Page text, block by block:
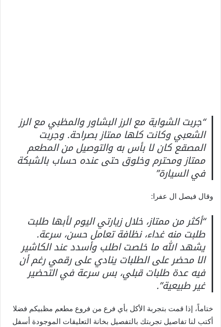
“جربت الشواية مع الرز البشاور والمظبي مع الرز
الشعبي وكانت كلها ممتاز بصراحة. وجربت
المصقع كان لا بأس به والتوصيل من المطعم
ممتاز ومحترم وخلوق حتى عنده حساب بالشبكة
في السيارة”
وقال فيصل ال عفرا:
“أكثر من ممتاز، خلال زيارتي اليوم لأبها طلبت
طلبت منه غداء، نظافة تعامل حسن، سرعة.
يشهد الله ما خلصت اطلب وأسدد عند الكاشير
الا محضر على الطلبات ينادي على رقمي رغم أن
فيه عدة طلبات قبلي، بس سرعة في التحضير
غير طبيعية”.
ختاماً، إذا قمت بتجربة الأكل بأي فرع من فروع مطعم مظبيكم فضلا
أكتب لنا تفاصيل تجربتك بالتفصيل بخانة التعليقات الموجودة أسفل